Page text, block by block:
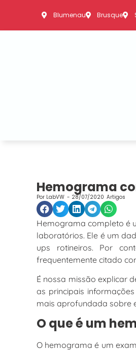
Blumenau Brusque
Hemograma
Por LabVW - 28/07/2020 Artigos
Hemograma completo é
laboratórios. Ele é um
ups rotineiros. Por
frequentemente citado
É nossa missão explicar
as principais
mais aprofundada sobre
O que é um
O hemograma é um